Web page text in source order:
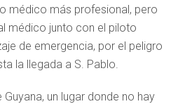
médico más profesional, pero
médico junto con el piloto
de emergencia, por el peligro
la llegada a S. Pablo.
un lugar donde no hay